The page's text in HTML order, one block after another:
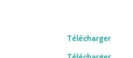
Télécharger